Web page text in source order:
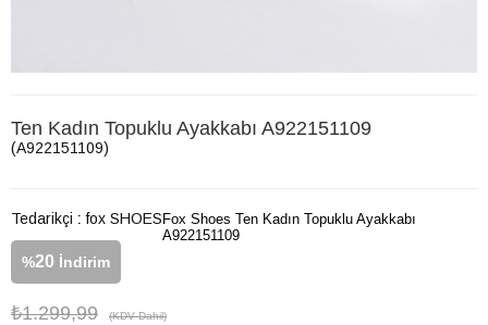
Ten Kadın Topuklu Ayakkabı A922151109
(A922151109)
Tedarikçi : fox SHOES
%20 İndirim
₺1.299,99 (KDV Dahil)
Fox Shoes Ten Kadın Topuklu Ayakkabı
A922151109